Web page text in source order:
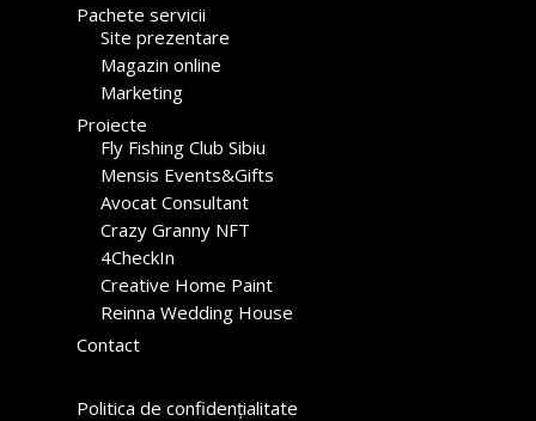
Pachete servicii
Site prezentare
Magazin online
Marketing
Proiecte
Fly Fishing Club Sibiu
Mensis Events&Gifts
Avocat Consultant
Crazy Granny NFT
4CheckIn
Creative Home Paint
Reinna Wedding House
Contact
Politica de confidențialitate